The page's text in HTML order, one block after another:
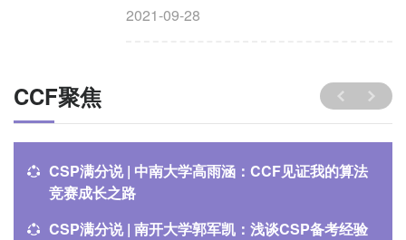
会展中心CC205B召开。CC2020采用“胜
（Knowledge）、技能（Skills）和品行
（Dispositions）三个方面的综合能力培
养，加强了对职业素养、团队精神等方面
中国计算机专业教育的启发。
2021-09-28
CCF聚焦
CSP满分说 | 中南大学高雨涵：CCF见证我的算法
竞赛成长之路
CSP满分说 | 南开大学郭军凯：浅谈CSP备考经验